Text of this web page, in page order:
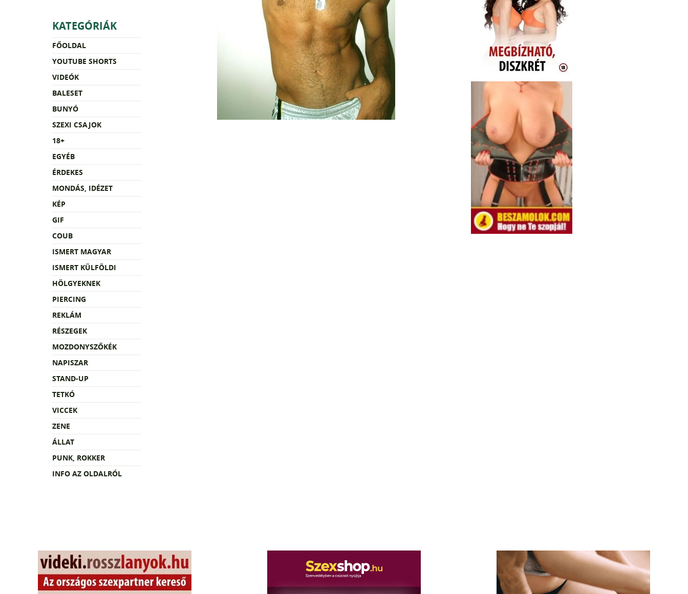
KATEGÓRIÁK
FŐOLDAL
YOUTUBE SHORTS
VIDEÓK
BALESET
BUNYÓ
SZEXI CSAJOK
18+
EGYÉB
ÉRDEKES
MONDÁS, IDÉZET
KÉP
GIF
COUB
ISMERT MAGYAR
ISMERT KÜLFÖLDI
HÖLGYEKNEK
PIERCING
REKLÁM
RÉSZEGEK
MOZDONYSZŐKÉK
NAPISZAR
STAND-UP
TETKÓ
VICCEK
ZENE
ÁLLAT
PUNK, ROKKER
INFO AZ OLDALRÓL